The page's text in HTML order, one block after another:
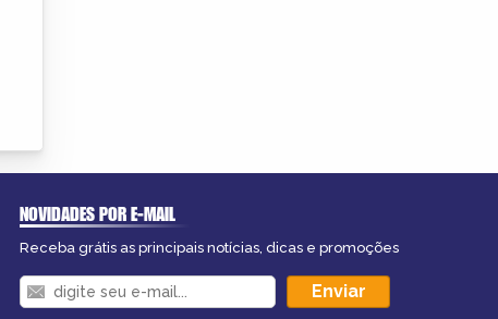
NOVIDADES POR E-MAIL
Receba grátis as principais notícias, dicas e promoções